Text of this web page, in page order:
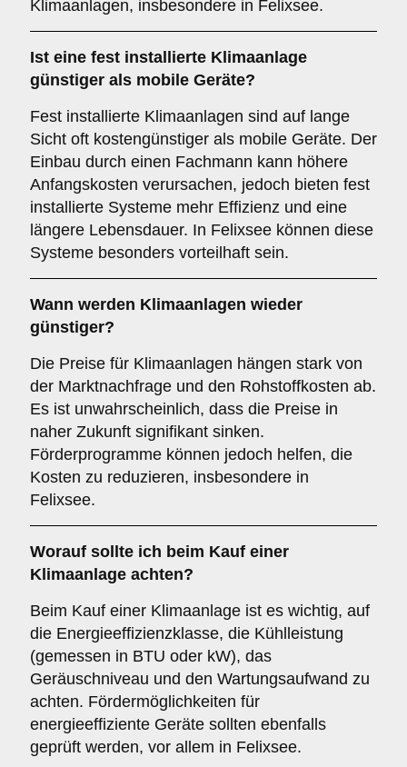
Klimaanlagen, insbesondere in Felixsee.
Ist eine fest installierte Klimaanlage
günstiger als mobile Geräte?
Fest installierte Klimaanlagen sind auf lange
Sicht oft kostengünstiger als mobile Geräte. Der
Einbau durch einen Fachmann kann höhere
Anfangskosten verursachen, jedoch bieten fest
installierte Systeme mehr Effizienz und eine
längere Lebensdauer. In Felixsee können diese
Systeme besonders vorteilhaft sein.
Wann werden Klimaanlagen wieder
günstiger?
Die Preise für Klimaanlagen hängen stark von
der Marktnachfrage und den Rohstoffkosten ab.
Es ist unwahrscheinlich, dass die Preise in
naher Zukunft signifikant sinken.
Förderprogramme können jedoch helfen, die
Kosten zu reduzieren, insbesondere in
Felixsee.
Worauf sollte ich beim Kauf einer
Klimaanlage achten?
Beim Kauf einer Klimaanlage ist es wichtig, auf
die Energieeffizienzklasse, die Kühlleistung
(gemessen in BTU oder kW), das
Geräuschniveau und den Wartungsaufwand zu
achten. Fördermöglichkeiten für
energieeffiziente Geräte sollten ebenfalls
geprüft werden, vor allem in Felixsee.